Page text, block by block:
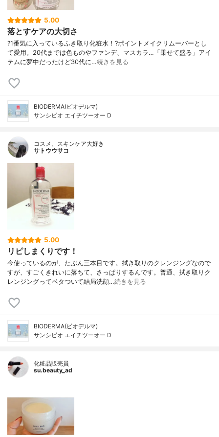
5.00
落とすケアの大切さ
?1番気に入っているふき取り化粧水！?ポイントメイクリムーバーとし
て愛用。20代までは色ものやファンデ、マスカラ…「乗せて盛る」アイ
テムに夢中だったけど30代に…続きを見る
BIODERMA(ビオデルマ)
サンシビオ エイチツーオー D
コスメ、スキンケア大好き
サトウウサコ
5.00
リピしまくりです！
今使っているのが、たぶん三本目です。拭き取りのクレンジングなので
すが、すごくきれいに落ちて、さっぱりするんです。普通、拭き取りク
レンジングってベタついて結局洗顔…続きを見る
BIODERMA(ビオデルマ)
サンシビオ エイチツーオー D
化粧品販売員
su.beauty_ad